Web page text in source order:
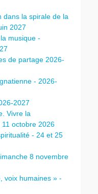
dans la spirale de la
2027
musique -
de partage 2026-
- 2026-
2027
Vivre la
octobre 2026
- 24 et 25
8 novembre
voix humaines » -